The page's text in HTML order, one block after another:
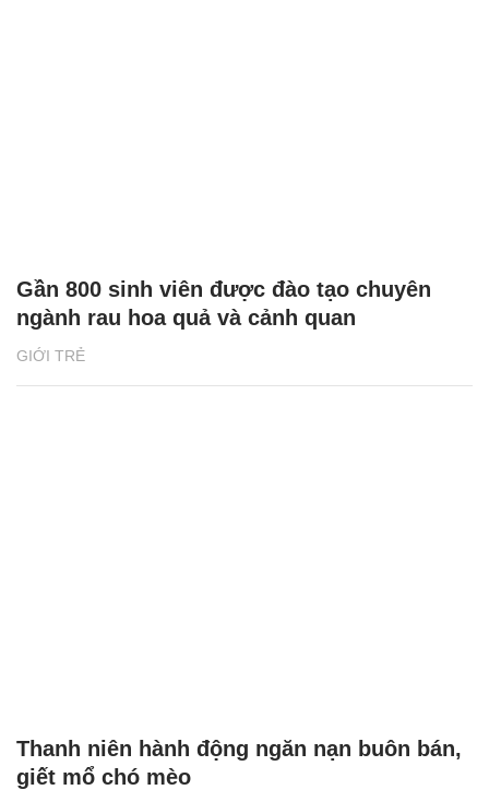
GIỚI TRẺ
Gần 800 sinh viên được đào tạo chuyên
ngành rau hoa quả và cảnh quan
Thanh niên hành động ngăn nạn buôn bán,
giết mổ chó mèo